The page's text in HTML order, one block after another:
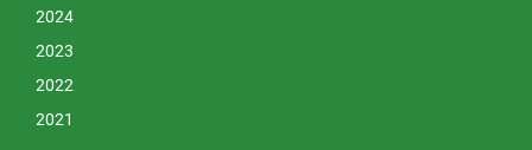
2024
2023
2022
2021